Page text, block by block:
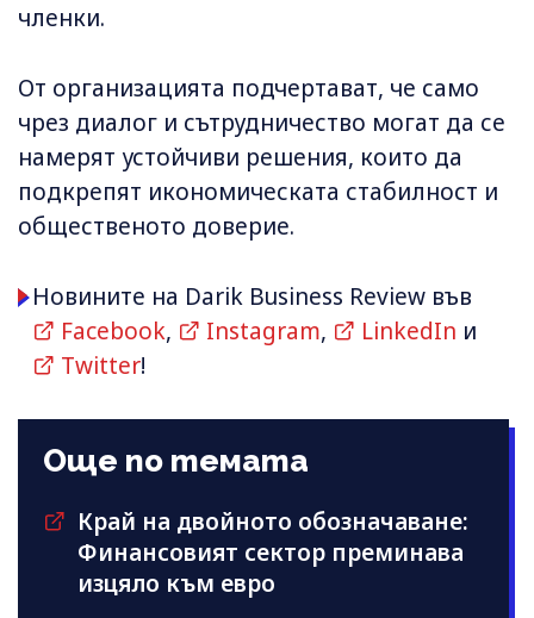
членки.
От организацията подчертават, че само
чрез диалог и сътрудничество могат да се
намерят устойчиви решения, които да
подкрепят икономическата стабилност и
общественото доверие.
Новините на Darik Business Review във
Facebook, Instagram, LinkedIn и
Twitter!
Още по темата
Край на двойното обозначаване:
Финансовият сектор преминава
изцяло към евро